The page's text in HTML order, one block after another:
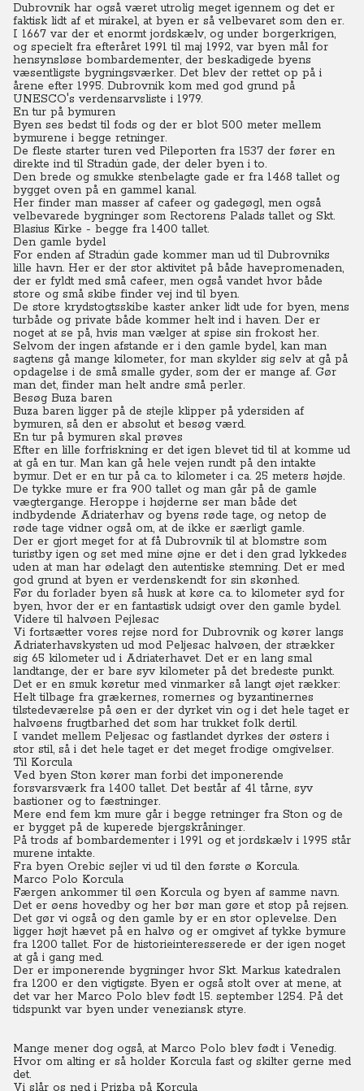
Dubrovnik har også været utrolig meget igennem og det er
faktisk lidt af et mirakel, at byen er så velbevaret som den er.
I 1667 var der et enormt jordskælv, og under borgerkrigen,
og specielt fra efteråret 1991 til maj 1992, var byen mål for
hensynsløse bombardementer, der beskadigede byens
væsentligste bygningsværker. Det blev der rettet op på i
årene efter 1995. Dubrovnik kom med god grund på
UNESCO's verdensarvsliste i 1979.
En tur på bymuren
Byen ses bedst til fods og der er blot 500 meter mellem
bymurene i begge retninger.
De fleste starter turen ved Pileporten fra 1537 der fører en
direkte ind til Stradún gade, der deler byen i to.
Den brede og smukke stenbelagte gade er fra 1468 tallet og
bygget oven på en gammel kanal.
Her finder man masser af cafeer og gadegøgl, men også
velbevarede bygninger som Rectorens Palads tallet og Skt.
Blasius Kirke - begge fra 1400 tallet.
Den gamle bydel
For enden af Stradún gade kommer man ud til Dubrovniks
lille havn. Her er der stor aktivitet på både havepromenaden,
der er fyldt med små cafeer, men også vandet hvor både
store og små skibe finder vej ind til byen.
De store krydstogtsskibe kaster anker lidt ude for byen, mens
turbåde og private både kommer helt ind i haven. Der er
noget at se på, hvis man vælger at spise sin frokost her.
Selvom der ingen afstande er i den gamle bydel, kan man
sagtens gå mange kilometer, for man skylder sig selv at gå på
opdagelse i de små smalle gyder, som der er mange af. Gør
man det, finder man helt andre små perler.
Besøg Buza baren
Buza baren ligger på de stejle klipper på ydersiden af
bymuren, så den er absolut et besøg værd.
En tur på bymuren skal prøves
Efter en lille forfriskning er det igen blevet tid til at komme ud
at gå en tur. Man kan gå hele vejen rundt på den intakte
bymur. Det er en tur på ca. to kilometer i ca. 25 meters højde.
De tykke mure er fra 900 tallet og man går på de gamle
vægtergange. Heroppe i højderne ser man både det
indbydende Adriaterhav og byens røde tage, og netop de
røde tage vidner også om, at de ikke er særligt gamle.
Der er gjort meget for at få Dubrovnik til at blomstre som
turistby igen og set med mine øjne er det i den grad lykkedes
uden at man har ødelagt den autentiske stemning. Det er med
god grund at byen er verdenskendt for sin skønhed.
Før du forlader byen så husk at køre ca. to kilometer syd for
byen, hvor der er en fantastisk udsigt over den gamle bydel.
Videre til halvøen Pejlesac
Vi fortsætter vores rejse nord for Dubrovnik og kører langs
Adriaterhavskysten ud mod Peljesac halvøen, der strækker
sig 65 kilometer ud i Adriaterhavet. Det er en lang smal
landtange, der er bare syv kilometer på det bredeste punkt.
Det er en smuk køretur med vinmarker så langt øjet rækker:
Helt tilbage fra grækernes, romernes og byzantinernes
tilstedeværelse på øen er der dyrket vin og i det hele taget er
halvøens frugtbarhed det som har trukket folk dertil.
I vandet mellem Peljesac og fastlandet dyrkes der østers i
stor stil, så i det hele taget er det meget frodige omgivelser.
Til Korcula
Ved byen Ston kører man forbi det imponerende
forsvarsværk fra 1400 tallet. Det består af 41 tårne, syv
bastioner og to fæstninger.
Mere end fem km mure går i begge retninger fra Ston og de
er bygget på de kuperede bjergskråninger.
På trods af bombardementer i 1991 og et jordskælv i 1995 står
murene intakte.
Fra byen Orebic sejler vi ud til den første ø Korcula.
Marco Polo Korcula
Færgen ankommer til øen Korcula og byen af samme navn.
Det er øens hovedby og her bør man gøre et stop på rejsen.
Det gør vi også og den gamle by er en stor oplevelse. Den
ligger højt hævet på en halvø og er omgivet af tykke bymure
fra 1200 tallet. For de historieinteresserede er der igen noget
at gå i gang med.
Der er imponerende bygninger hvor Skt. Markus katedralen
fra 1200 er den vigtigste. Byen er også stolt over at mene, at
det var her Marco Polo blev født 15. september 1254. På det
tidspunkt var byen under veneziansk styre.
Mange mener dog også, at Marco Polo blev født i Venedig.
Hvor om alting er så holder Korcula fast og skilter gerne med
det.
Vi slår os ned i Prizba på Korcula